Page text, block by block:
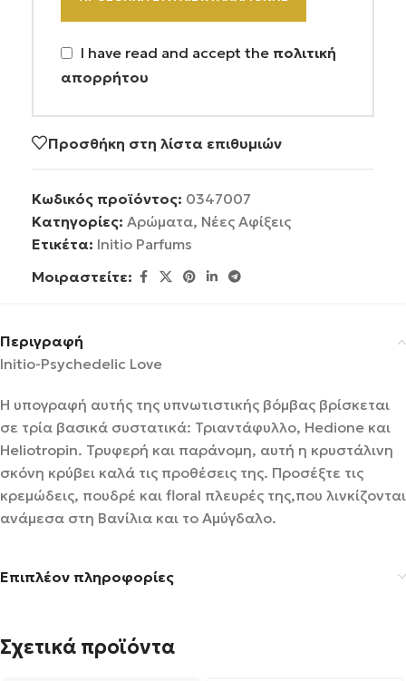
I have read and accept the πολιτική
απορρήτου
Προσθήκη στη λίστα επιθυμιών
Κωδικός προϊόντος: 0347007
Κατηγορίες: Αρώματα, Νέες Αφίξεις
Ετικέτα: Initio Parfums
Μοιραστείτε:
Περιγραφή
Initio-Psychedelic Love
Η υπογραφή αυτής της υπνωτιστικής βόμβας βρίσκεται
σε τρία βασικά συστατικά: Τριαντάφυλλο, Hedione και
Heliotropin. Τρυφερή και παράνομη, αυτή η κρυστάλινη
σκόνη κρύβει καλά τις προθέσεις της. Προσέξτε τις
κρεμώδεις, πουδρέ και floral πλευρές της,που λινκίζονται
ανάμεσα στη Βανίλια και το Αμύγδαλο.
Επιπλέον πληροφορίες
Σχετικά προϊόντα